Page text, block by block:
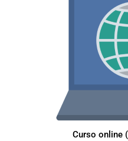
Curso online